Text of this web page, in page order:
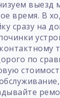
выезд
время. В
сразу на
по